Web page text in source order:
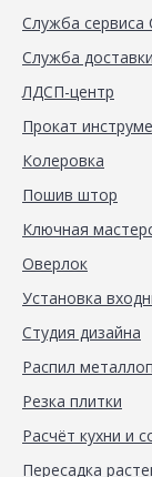
Служба сервиса
Служба доставки
ЛДСП-центр
Прокат
Колеровка
Пошив штор
Ключная
Оверлок
Установка
Студия дизайна
Распил
Резка плитки
Расчёт кухни и
Пересадка